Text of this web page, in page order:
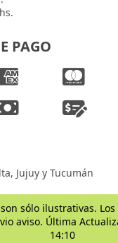
PAGO
Jujuy y Tucumán
sólo ilustrativas.
aviso. Última
14:10